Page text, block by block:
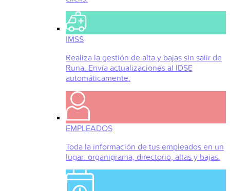
IMSS
Realiza la gestión de alta y bajas sin salir de
Runa. Envía actualizaciones al IDSE
automáticamente.
EMPLEADOS
Toda la información de tus empleados en un
lugar: organigrama, directorio, altas y bajas.